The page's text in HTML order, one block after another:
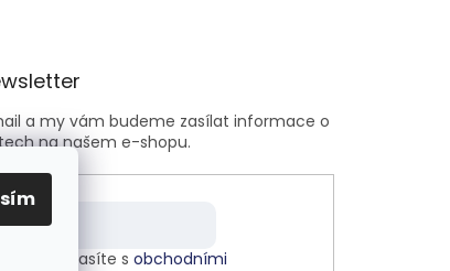
a my vám budeme zasílat informace o
na našem e-shopu.
souhlasíte sobchodními